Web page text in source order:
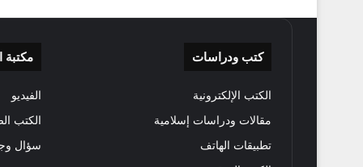
كتب ودراسات
الكتب الإلكترونية
مقالات ودراسات إسلامية
تطبيقات الهاتف
مكتبة
الفيديو
الكتب
سؤال